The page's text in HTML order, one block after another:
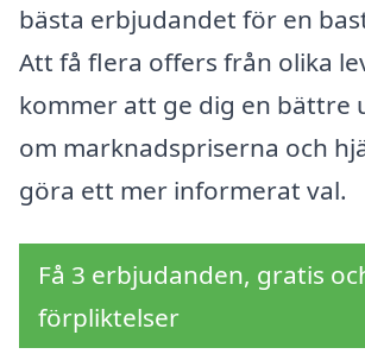
bästa erbjudandet för en
Att få flera offers från olika
kommer att ge dig en bättre
om marknadspriserna och
göra ett mer informerat val.
Få 3 erbjudanden, gratis
förpliktelser